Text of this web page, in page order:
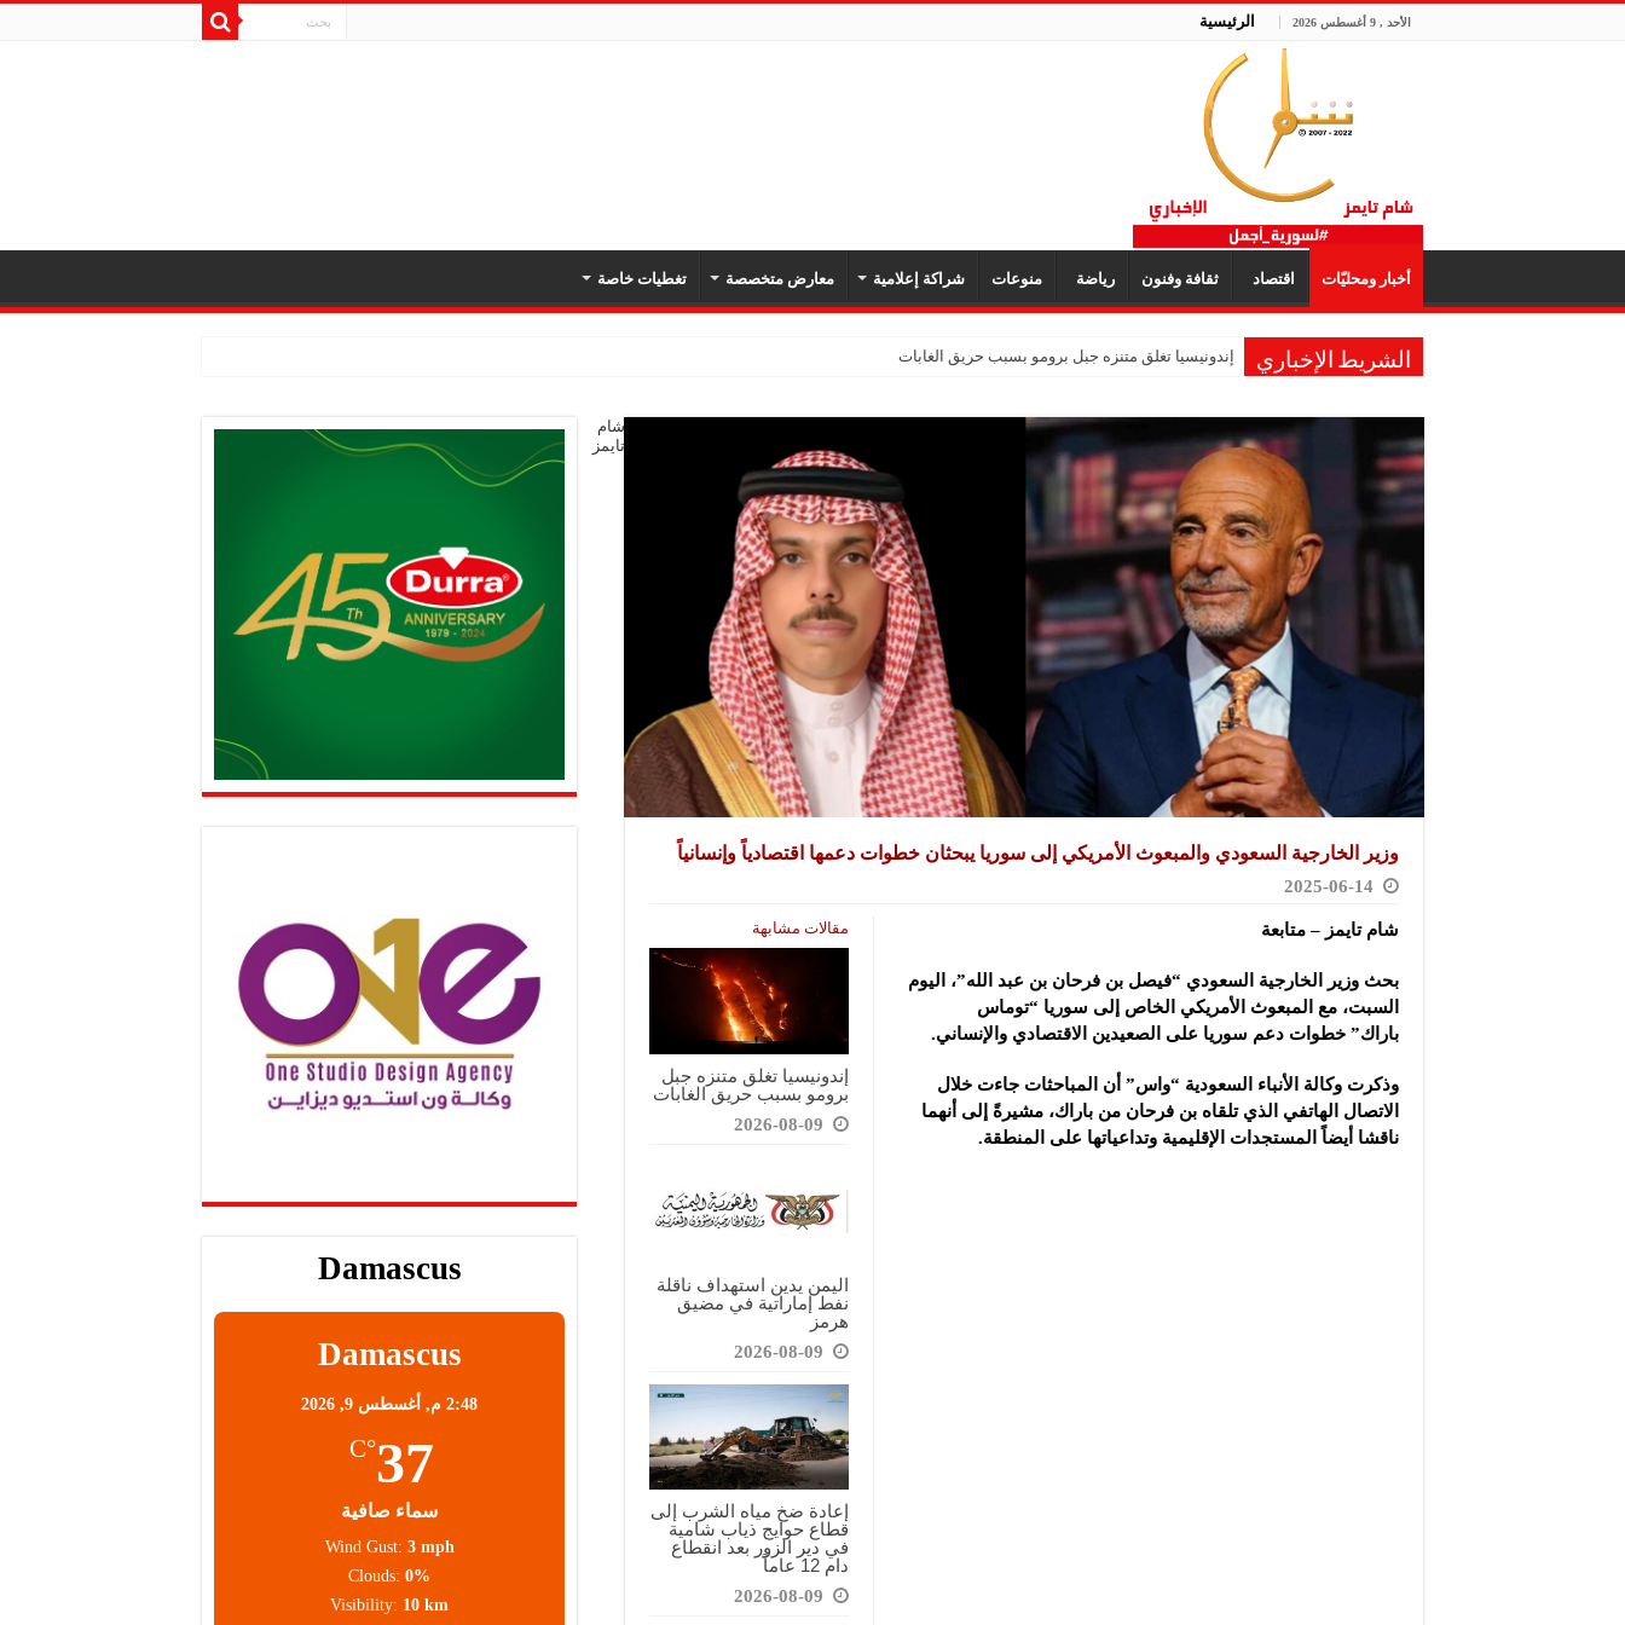
الأحد , 9 أغسطس 2026 الرئيسية
أخبار ومحليّات اقتصاد ثقافة وفنون رياضة منوعات شراكة إعلامية معارض متخصصة تغطيات خاصة
الشريط الإخباري إندونيسيا تغلق متنزه جبل برومو بسبب حريق الغابات
وزير الخارجية السعودي والمبعوث الأمريكي إلى سوريا يبحثان خطوات دعمها اقتصادياً وإنسانياً
2025-06-14
مقالات مشابهة
إندونيسيا تغلق متنزه جبل
برومو بسبب حريق الغابات
2026-08-09
اليمن يدين استهداف ناقلة
نفط إماراتية في مضيق
هرمز
2026-08-09
إعادة ضخ مياه الشرب إلى
قطاع حوايج ذياب شامية
في دير الزور بعد انقطاع
دام 12 عاماً
2026-08-09
شام تايمز – متابعة
بحث وزير الخارجية السعودي “فيصل بن فرحان بن عبد الله”، اليوم
السبت، مع المبعوث الأمريكي الخاص إلى سوريا “توماس
باراك” خطوات دعم سوريا على الصعيدين الاقتصادي والإنساني.
وذكرت وكالة الأنباء السعودية “واس” أن المباحثات جاءت خلال
الاتصال الهاتفي الذي تلقاه بن فرحان من باراك، مشيرةً إلى أنهما
ناقشا أيضاً المستجدات الإقليمية وتداعياتها على المنطقة.
Damascus
Damascus
2:48 م, أغسطس 9, 2026
37
°C
سماء صافية
Wind Gust: 3 mph
Clouds: 0%
Visibility: 10 km
شام
تايمز